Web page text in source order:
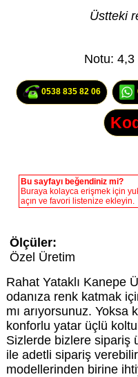
Üstteki
Notu: 4,3
0538 835 82 06
Bu sayfayı beğendiniz mi?
Buraya kolayca erişmek için
açın ve favori listenize ekleyin.
Ölçüler:
Özel Üretim
Rahat Yataklı Kanepe
odanıza renk katmak
mı arıyorsunuz. Yoksa
konforlu yatar üçlü
Sizlerde bizlere sipariş
ile adetli sipariş
modellerinden birine